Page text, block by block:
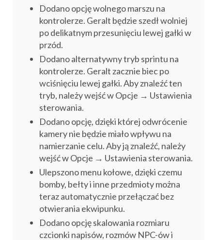
Dodano opcję wolnego marszu na
kontrolerze. Geralt będzie szedł wolniej
po delikatnym przesunięciu lewej gałki w
przód.
Dodano alternatywny tryb sprintu na
kontrolerze. Geralt zacznie biec po
wciśnięciu lewej gałki. Aby znaleźć ten
tryb, należy wejść w Opcje → Ustawienia
sterowania.
Dodano opcję, dzięki której odwrócenie
kamery nie będzie miało wpływu na
namierzanie celu. Aby ją znaleźć, należy
wejść w Opcje → Ustawienia sterowania.
Ulepszono menu kołowe, dzięki czemu
bomby, bełty i inne przedmioty można
teraz automatycznie przełączać bez
otwierania ekwipunku.
Dodano opcję skalowania rozmiaru
czcionki napisów, rozmów NPC-ów i